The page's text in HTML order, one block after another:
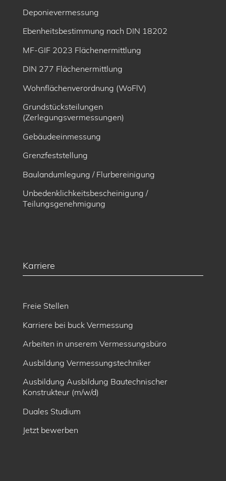
Deponievermessung
Ebenheitsbe­stimmung nach DIN 18202
MF-GIF 2023 Flächenermittlung
DIN 277 Flächenermittlung
Wohnflächenverordnung (WoFlV)
Grundstücksteilungen
(Zerlegungsvermessungen)
Gebäudeeinmessung
Grenzfeststellung
Baulandumlegung / Flurbereinigung
Unbedenklichkeitsbescheinigung /
Teilungsgenehmigung
Karriere
Freie Stellen
Karriere bei buck Vermessung
Arbeiten in unserem Vermessungsbüro
Ausbildung Vermessungstechniker
Ausbildung Ausbildung Bautechnischer
Konstrukteur (m/w/d)
Duales Studium
Jetzt bewerben